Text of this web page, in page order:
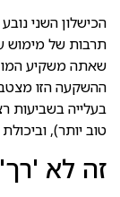
הכישלון השני
תרבות של מימוש
שאתה משקיע המון
ההשקעה הזו
בעלייה בשביעות
טוב יותר),
זה לא